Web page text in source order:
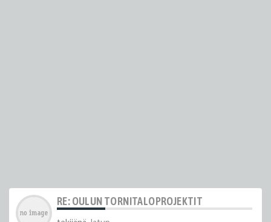
RE: OULUN TORNITALOPROJEKTIT